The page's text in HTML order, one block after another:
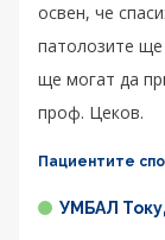
освен, че
патолозите
ще могат да
проф. Цеков.
Пациентите
УМБАЛ